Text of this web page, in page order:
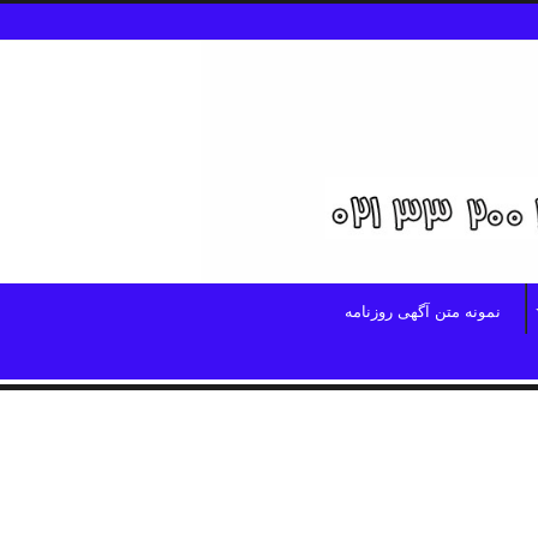
نمونه متن آگهی روزنامه